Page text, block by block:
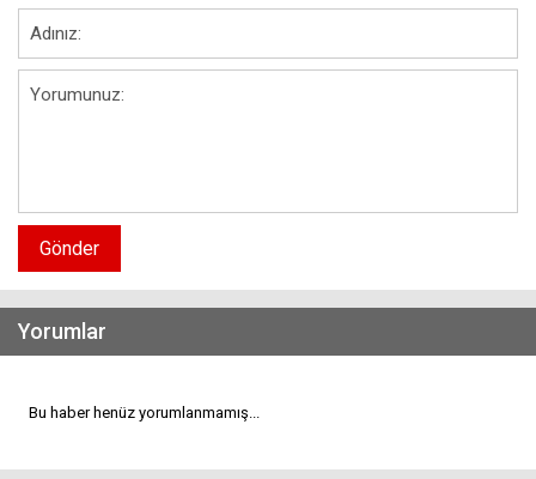
Gönder
Yorumlar
Bu haber henüz yorumlanmamış...